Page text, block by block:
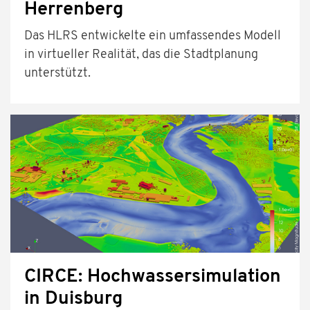
Herrenberg
Das HLRS entwickelte ein umfassendes Modell
in virtueller Realität, das die Stadtplanung
unterstützt.
CIRCE: Hochwassersimulation
in Duisburg